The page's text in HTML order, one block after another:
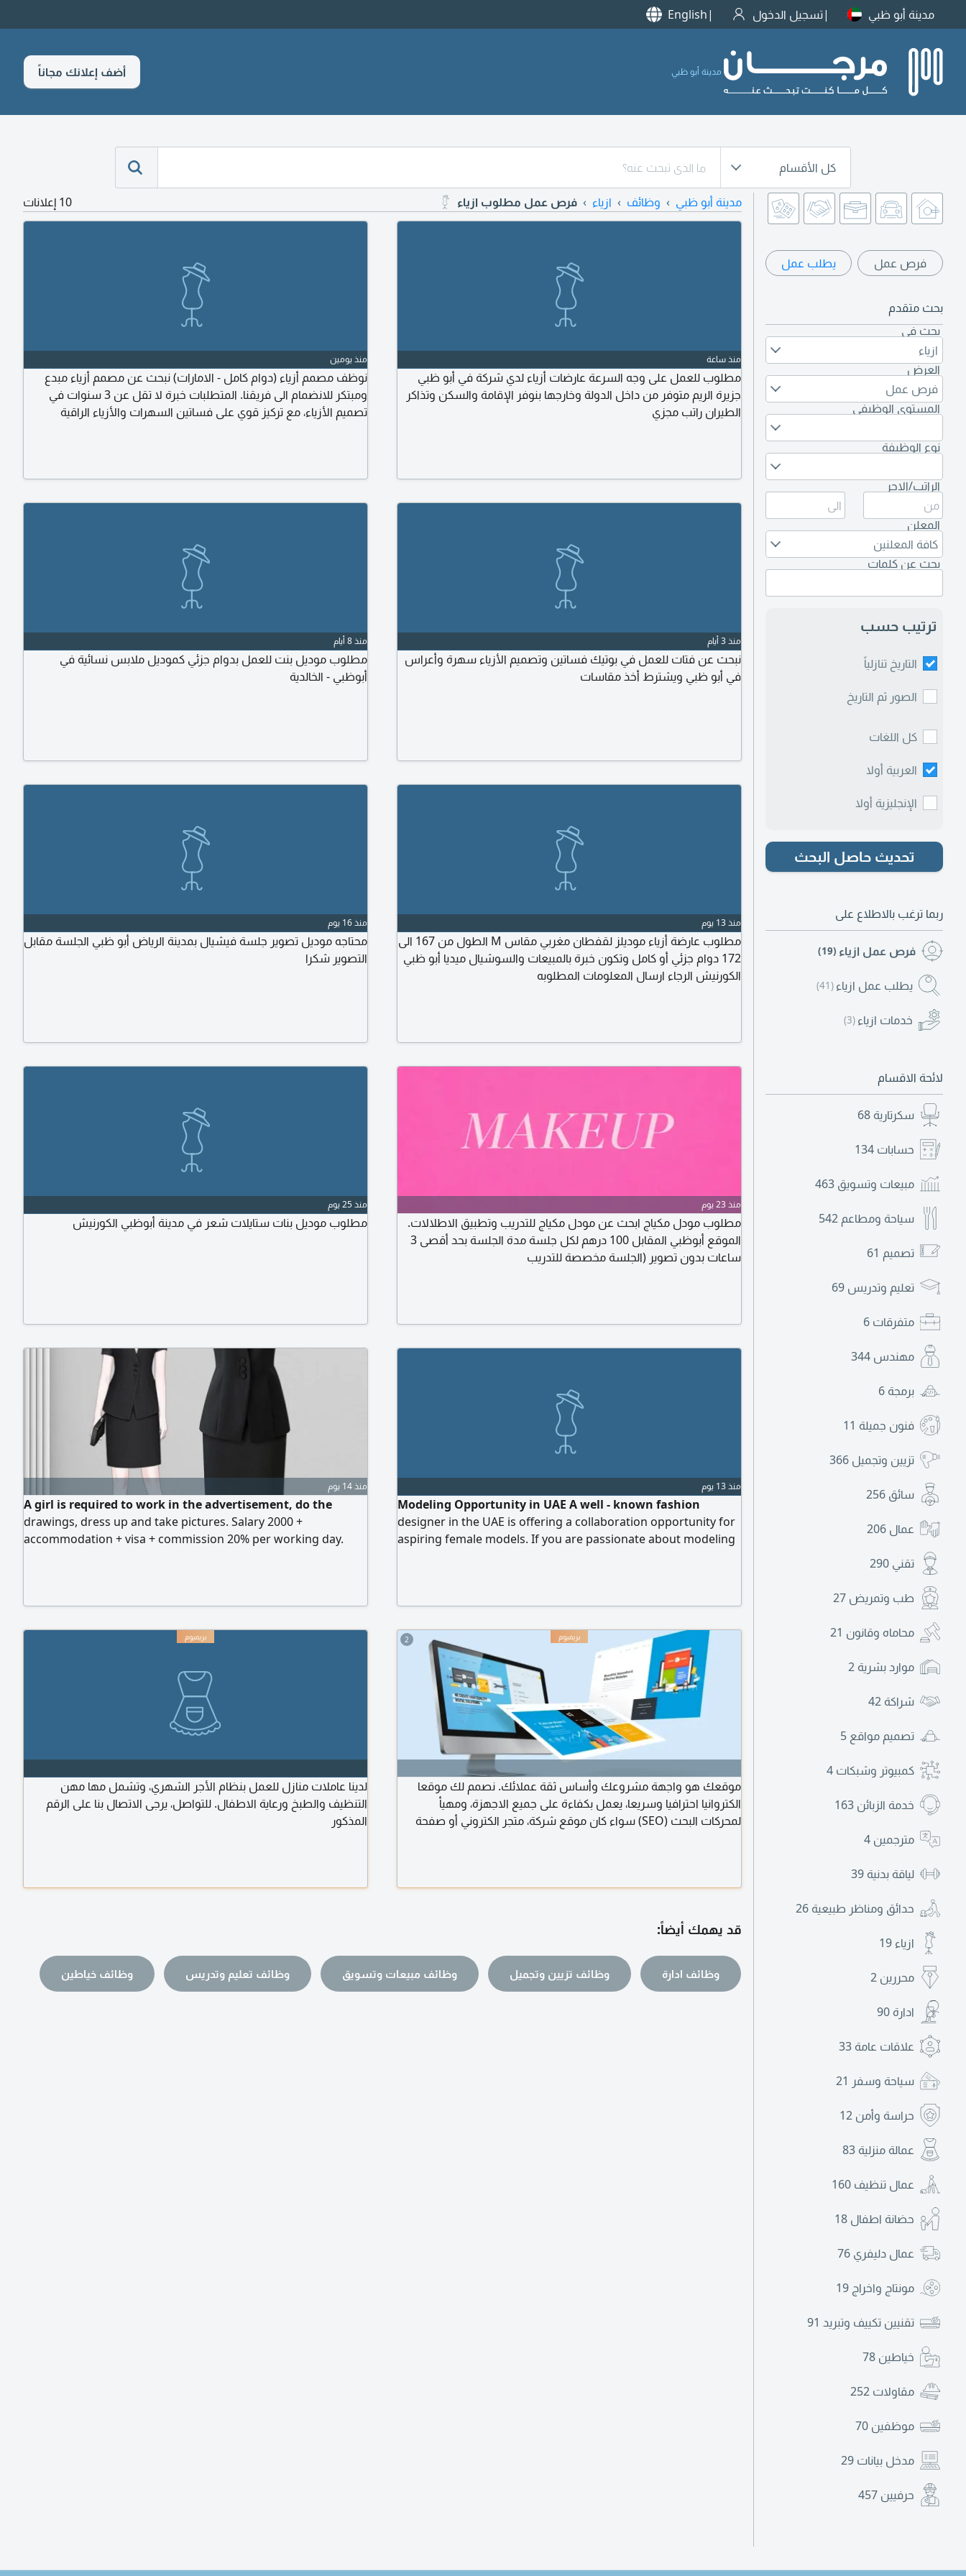
مدينة أبو ظبي تسجيل الدخول English
مدينة أبو ظبي أضف إعلانك مجاناً
كل الأقسام
فرص عمل يطلب عمل
بحث متقدم
بحث في
ازياء
العرض
فرص عمل
المستوى الوظيفي
نوع الوظيفة
الراتب/الاجر
المعلن
كافة المعلنين
بحث عن كلمات
ترتيب حسب
التاريخ تنازلياً
الصور ثم التاريخ
كل اللغات
العربية أولا
الإنجليزية أولا
تحديث حاصل البحث
ربما ترغب بالاطلاع على
فرص عمل ازياء (19)
يطلب عمل ازياء (41)
خدمات ازياء (3)
لائحة الاقسام
سكرتارية 68
حسابات 134
مبيعات وتسويق 463
سياحة ومطاعم 542
تصميم 61
تعليم وتدريس 69
متفرقات 6
مهندس 344
برمجة 6
فنون جميلة 11
تزيين وتجميل 366
سائق 256
عمال 206
تقني 290
طب وتمريض 27
محاماه وقانون 21
موارد بشرية 2
شراكة 42
تصميم مواقع 5
كمبيوتر وشبكات 4
خدمة الزبائن 163
مترجمين 4
لياقة بدنية 39
حدائق ومناظر طبيعية 26
ازياء 19
محررين 2
ادارة 90
علاقات عامة 33
سياحة وسفر 21
حراسة وأمن 12
عمالة منزلية 83
عمال تنظيف 160
حضانة اطفال 18
عمال دليفري 76
مونتاج واخراج 19
تقنيين تكييف وتبريد 91
خياطين 78
مقاولات 252
موظفين 70
مدخل بيانات 29
حرفيين 457
مدينة أبو ظبي وظائف ازياء فرص عمل مطلوب ازياء 10 إعلانات
منذ ساعة
مطلوب للعمل على وجه السرعة عارضات أزياء لدي شركة في أبو ظبي
جزيرة الريم متوفر من داخل الدولة وخارجها بنوفر الإقامة والسكن وتذاكر
الطيران راتب مجزي
منذ يومين
نوظف مصمم أزياء (دوام كامل - الامارات) نبحث عن مصمم أزياء مبدع
ومبتكر للانضمام الى فريقنا. المتطلبات خبرة لا تقل عن 3 سنوات في
تصميم الأزياء، مع تركيز قوي على فساتين السهرات والأزياء الراقية
منذ 3 أيام
نبحث عن فتات للعمل في بوتيك فساتين وتصميم الأزياء سهرة وأعراس
في أبو ظبي ويشترط أخذ مقاسات
منذ 8 أيام
مطلوب موديل بنت للعمل بدوام جزئي كموديل ملابس نسائية في
أبوظبي - الخالدية
منذ 13 يوم
مطلوب عارضة أزياء موديلز لقفطان مغربي مقاس M الطول من 167 الى
172 دوام جزئي أو كامل وتكون خبرة بالمبيعات والسوشيال ميديا أبو ظبي
الكورنيش الرجاء ارسال المعلومات المطلوبه
منذ 16 يوم
محتاجه موديل تصوير جلسة فيشيال بمدينة الرياض أبو ظبي الجلسة مقابل
التصوير شكرا
منذ 23 يوم
مطلوب مودل مكياج ابحث عن مودل مكياج للتدريب وتطبيق الاطلالات.
الموقع أبوظبي المقابل 100 درهم لكل جلسة مدة الجلسة بحد أقصى 3
ساعات بدون تصوير (الجلسة مخصصة للتدريب
منذ 25 يوم
مطلوب موديل بنات ستايلات شعر في مدينة أبوظبي الكورنيش
منذ 13 يوم
Modeling Opportunity in UAE A well - known fashion
designer in the UAE is offering a collaboration opportunity for
aspiring female models. If you are passionate about modeling
well - known designer Strong visibility in
منذ 14 يوم
A girl is required to work in the advertisement, do the
drawings, dress up and take pictures. Salary 2000 +
accommodation + visa + commission 20% per working day.
2
موقعك هو واجهة مشروعك وأساس ثقة عملائك. نصمم لك موقعا
الكتروانيا احترافيا وسريعا، يعمل بكفاءة على جميع الاجهزة، ومهيأ
لمحركات البحث (SEO) سواء كان موقع شركة، متجر الكتروني أو صفحة
لدينا عاملات منازل للعمل بنظام الأجر الشهري، وتشمل مها مهن
التنظيف والطبخ ورعاية الاطفال. للتواصل، يرجى الاتصال بنا على الرقم
المذكور
قد يهمك أيضاً:
وظائف ادارة وظائف تزيين وتجميل وظائف مبيعات وتسويق وظائف تعليم وتدريس وظائف خياطين